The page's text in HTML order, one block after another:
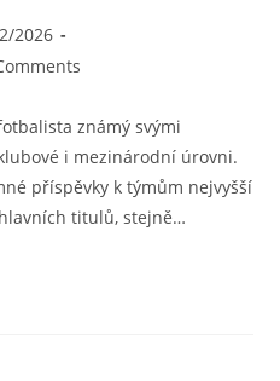
2026
známý svými
i mezinárodní úrovni.
příspěvky k týmům nejvyšší
titulů, stejně…